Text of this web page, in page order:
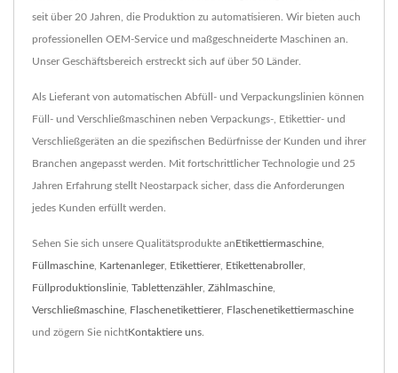
seit über 20 Jahren, die Produktion zu automatisieren. Wir bieten auch
professionellen OEM-Service und maßgeschneiderte Maschinen an.
Unser Geschäftsbereich erstreckt sich auf über 50 Länder.
Als Lieferant von automatischen Abfüll- und Verpackungslinien können
Füll- und Verschließmaschinen neben Verpackungs-, Etikettier- und
Verschließgeräten an die spezifischen Bedürfnisse der Kunden und ihrer
Branchen angepasst werden. Mit fortschrittlicher Technologie und 25
Jahren Erfahrung stellt Neostarpack sicher, dass die Anforderungen
jedes Kunden erfüllt werden.
Sehen Sie sich unsere Qualitätsprodukte anEtikettiermaschine
Füllmaschine Kartenanleger, Etikettierer, Etikettenabroller,
Füllproduktionslinie Tablettenzähler, Zählmaschine
Verschließmaschine Flaschenetikettierer, Flaschenetikettiermaschine
und zögern Sie nichtKontaktiere uns